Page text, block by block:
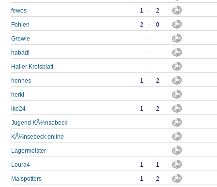
fewos 1 - 2
Fohlen 2 - 0
Growie -
habadi -
Haller Kreisblatt -
hennes 1 - 2
herki -
ike24 1 - 2
Jugend KÃ¼nsebeck -
KÃ¼nsebeck online -
Lagermeister -
Loura4 1 - 1
Maispotters 1 - 2